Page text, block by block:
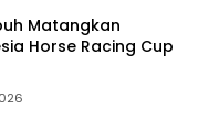
Matangkan
Horse Racing Cup